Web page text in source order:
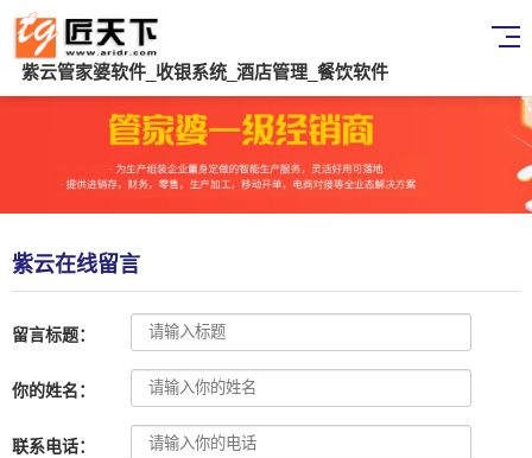
紫云管家婆软件_收银系统_酒店管理_餐饮软件
紫云在线留言
留言标题：
你的姓名：
联系电话：